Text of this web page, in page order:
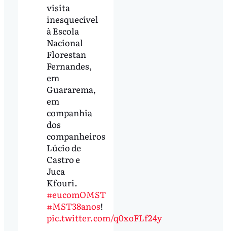
visita
inesquecível
à Escola
Nacional
Florestan
Fernandes,
em
Guararema,
em
companhia
dos
companheiros
Lúcio de
Castro e
Juca
Kfouri.
#eucomOMST
#MST38anos!
pic.twitter.com/q0xoFLf24y